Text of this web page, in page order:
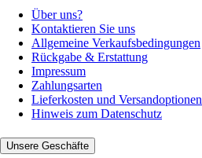
Über uns?
Kontaktieren Sie uns
Allgemeine Verkaufsbedingungen
Rückgabe & Erstattung
Impressum
Zahlungsarten
Lieferkosten und Versandoptionen
Hinweis zum Datenschutz
Unsere Geschäfte